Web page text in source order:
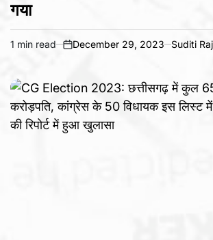
गया
Estimated
time
1 min read
on
December 29, 2023 Suditi